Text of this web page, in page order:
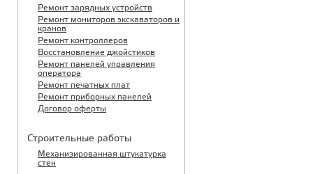
Ремонт зарядных устройств
Ремонт мониторов экскаваторов и
кранов
Ремонт контроллеров
Восстановление джойстиков
Ремонт панелей управления
оператора
Ремонт печатных плат
Ремонт приборных панелей
Договор оферты
Строительные работы
Механизированная штукатурка
стен